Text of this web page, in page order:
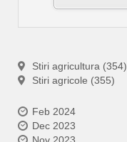
Stiri agricultura (354)
Stiri agricole (355)
Feb 2024
Dec 2023